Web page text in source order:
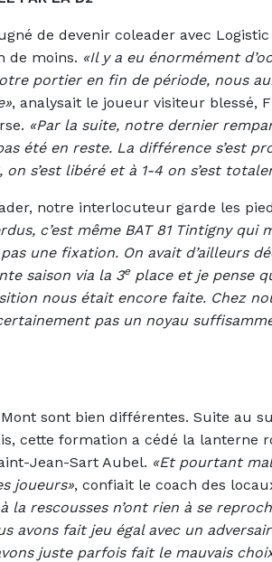
de devenir coleader avec
de moins. «Il y a eu énormément
portier en fin de période, nous
, analysait le joueur visiteur blessé,
«Par la suite, notre dernier
été en reste. La différence s’est
on s’est libéré et à 1-4 on s’est
notre interlocuteur garde les
c’est même BAT 81 Tintigny qui
une fixation. On avait d’ailleurs
saison via la 3eplace et je pense
nous était encore faite. Chez
pas un noyau
sont bien différentes. Suite au
cette formation a cédé la lanterne
Jean-Sart Aubel. «Et pourtant
joueurs», confiait le coach des
la rescousses n’ont rien à se
avons fait jeu égal avec un
juste parfois fait le mauvais